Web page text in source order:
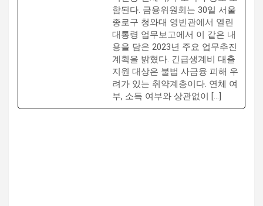
함된다. 금융위원회는 30일 서울
종로구 청와대 영빈관에서 열린
대통령 업무보고에서 이 같은 내
용을 담은 2023년 주요 업무추진
계획을 밝혔다. 긴급생계비 대출
지원 대상은 불법 사금융 피해 우
려가 있는 취약계층이다. 연체 여
부, 소득 여부와 상관없이 […]